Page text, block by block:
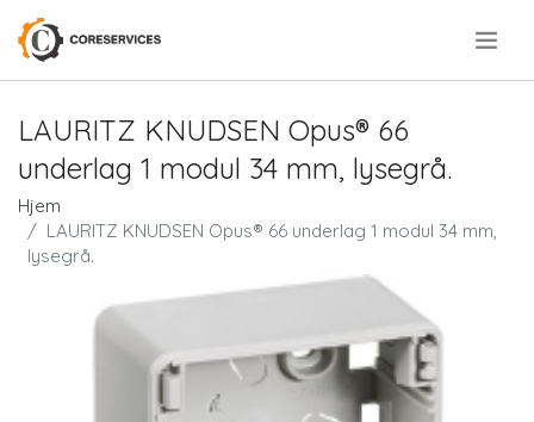
LAURITZ KNUDSEN Opus® 66
underlag 1 modul 34 mm, lysegrå.
Hjem
LAURITZ KNUDSEN Opus® 66 underlag 1 modul 34 mm,
lysegrå.